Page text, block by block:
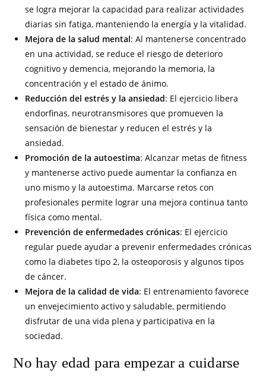
se logra mejorar la capacidad para realizar actividades
diarias sin fatiga, manteniendo la energía y la vitalidad.
Mejora de la salud mental: Al mantenerse concentrado
en una actividad, se reduce el riesgo de deterioro
cognitivo y demencia, mejorando la memoria, la
concentración y el estado de ánimo.
Reducción del estrés y la ansiedad: El ejercicio libera
endorfinas, neurotransmisores que promueven la
sensación de bienestar y reducen el estrés y la
ansiedad.
Promoción de la autoestima: Alcanzar metas de fitness
y mantenerse activo puede aumentar la confianza en
uno mismo y la autoestima. Marcarse retos con
profesionales permite lograr una mejora continua tanto
física como mental.
Prevención de enfermedades crónicas: El ejercicio
regular puede ayudar a prevenir enfermedades crónicas
como la diabetes tipo 2, la osteoporosis y algunos tipos
de cáncer.
Mejora de la calidad de vida: El entrenamiento favorece
un envejecimiento activo y saludable, permitiendo
disfrutar de una vida plena y participativa en la
sociedad.
No hay edad para empezar a cuidarse